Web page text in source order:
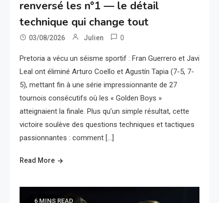
renversé les n°1 — le détail
technique qui change tout
03/08/2026 Julien 0
Pretoria a vécu un séisme sportif : Fran Guerrero et Javi
Leal ont éliminé Arturo Coello et Agustín Tapia (7-5, 7-
5), mettant fin à une série impressionnante de 27
tournois consécutifs où les « Golden Boys »
atteignaient la finale. Plus qu’un simple résultat, cette
victoire soulève des questions techniques et tactiques
passionnantes : comment […]
Read More
6 MINS READ